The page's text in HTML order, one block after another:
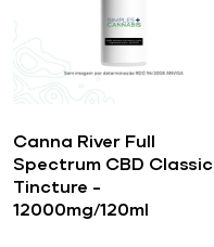
Canna River Full
Spectrum CBD Classic
Tincture –
12000mg/120ml